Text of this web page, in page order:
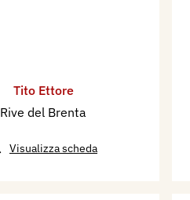
Tito Ettore
Rive del Brenta
Visualizza scheda